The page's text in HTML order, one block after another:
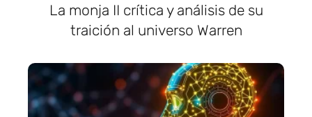
La monja II crítica y análisis de su
traición al universo Warren